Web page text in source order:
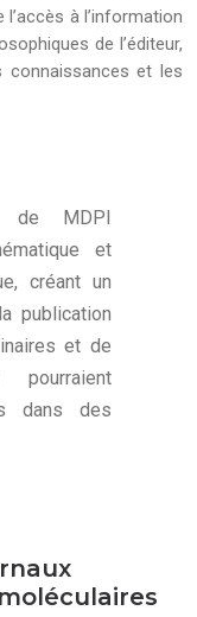
à l’information
de l’éditeur,
et les
de MDPI
et
créant un
publication
et de
dans des